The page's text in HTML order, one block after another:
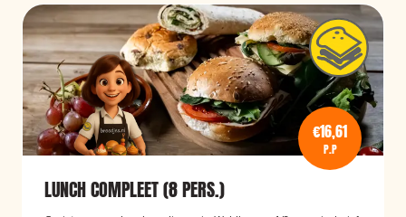
€16,61
P.P
LUNCH COMPLEET (8 PERS.)